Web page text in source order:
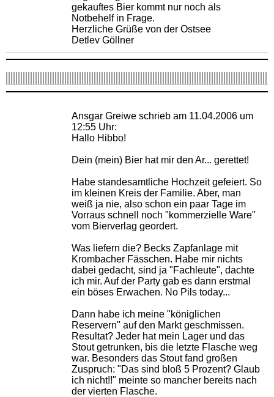
gekauftes Bier kommt nur noch als
Notbehelf in Frage.
Herzliche Grüße von der Ostsee
Detlev Göllner
Ansgar Greiwe schrieb am 11.04.2006 um
12:55 Uhr:
Hallo Hibbo!
Dein (mein) Bier hat mir den Ar... gerettet!
Habe standesamtliche Hochzeit gefeiert. So
im kleinen Kreis der Familie. Aber, man
weiß ja nie, also schon ein paar Tage im
Vorraus schnell noch "kommerzielle Ware"
vom Bierverlag geordert.
Was liefern die? Becks Zapfanlage mit
Krombacher Fässchen. Habe mir nichts
dabei gedacht, sind ja "Fachleute", dachte
ich mir. Auf der Party gab es dann erstmal
ein böses Erwachen. No Pils today...
Dann habe ich meine "königlichen
Reservern" auf den Markt geschmissen.
Resultat? Jeder hat mein Lager und das
Stout getrunken, bis die letzte Flasche weg
war. Besonders das Stout fand großen
Zuspruch: "Das sind bloß 5 Prozent? Glaub
ich nicht!!" meinte so mancher bereits nach
der vierten Flasche.